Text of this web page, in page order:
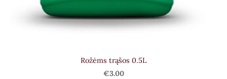
Rožėms trąšos 0.5L
€3.00